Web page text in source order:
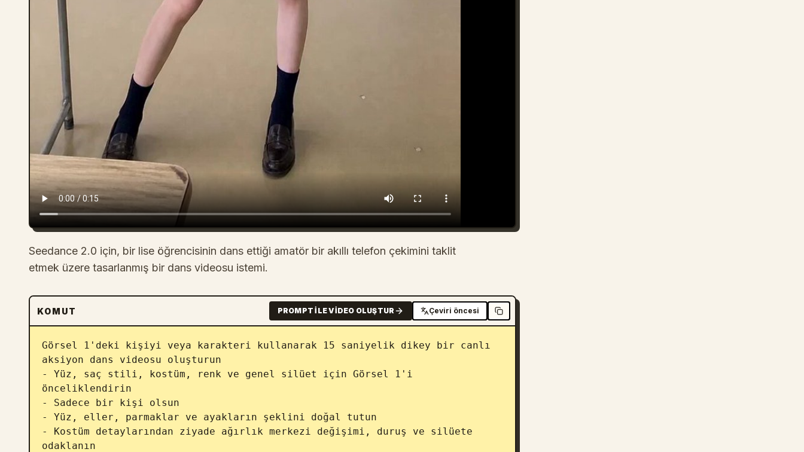
Seedance 2.0 için, bir lise öğrencisinin dans ettiği amatör bir akıllı telefon çekimini taklit
etmek üzere tasarlanmış bir dans videosu istemi.
KOMUT PROMPT ILE VIDEO OLUŞTUR Çeviri öncesi
Görsel 1'deki kişiyi veya karakteri kullanarak 15 saniyelik dikey bir canlı
aksiyon dans videosu oluşturun
- Yüz, saç stili, kostüm, renk ve genel silüet için Görsel 1'i
önceliklendirin
- Sadece bir kişi olsun
- Yüz, eller, parmaklar ve ayakların şeklini doğal tutun
- Kostüm detaylarından ziyade ağırlık merkezi değişimi, duruş ve silüete
odaklanın